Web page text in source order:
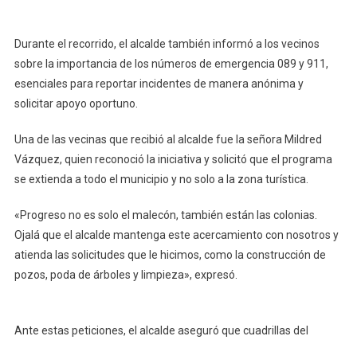
Durante el recorrido, el alcalde también informó a los vecinos
sobre la importancia de los números de emergencia 089 y 911,
esenciales para reportar incidentes de manera anónima y
solicitar apoyo oportuno.
Una de las vecinas que recibió al alcalde fue la señora Mildred
Vázquez, quien reconoció la iniciativa y solicitó que el programa
se extienda a todo el municipio y no solo a la zona turística.
«Progreso no es solo el malecón, también están las colonias.
Ojalá que el alcalde mantenga este acercamiento con nosotros y
atienda las solicitudes que le hicimos, como la construcción de
pozos, poda de árboles y limpieza», expresó.
Ante estas peticiones, el alcalde aseguró que cuadrillas del